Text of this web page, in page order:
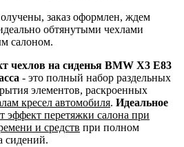
заказ оформлен, ждем
обтянутыми чехлами
салоном.
чехлов на сиденья BMW X3 E83
- это полный набор раздельных
элементов, раскроенных
кресел автомобиля. Идеальное
эффект перетяжки салона при
и средств при полном
сидений.